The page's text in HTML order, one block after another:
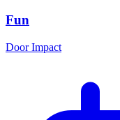
Fun
Door Impact